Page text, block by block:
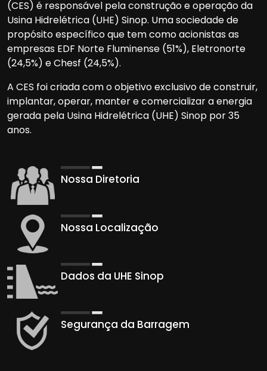
propósito específico que tem como acionistas as
empresas EDF Norte Fluminense (51%), Eletronorte
(24,5%) e Chesf (24,5%).
A CES foi criada com o objetivo exclusivo de construir,
implantar, operar, manter e comercializar a energia
gerada pela Usina Hidrelétrica (UHE) Sinop por 35
anos.